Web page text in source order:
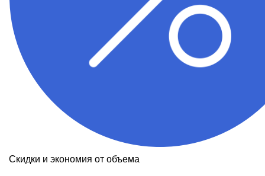
Скидки и экономия от объема